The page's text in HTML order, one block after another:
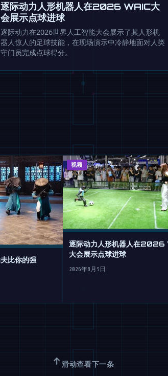
逐际动力人形机器人在2026 WAIC大
会展示点球进球
逐际动力在2026世界人工智能大会展示了其人形机
器人惊人的足球技能，在现场演示中冷静地面对人类
守门员完成点球得分。
比你的强
视频
逐际动力人形机器人在2026
大会展示点球进球
2026年8月5日
↑ 滑动查看下一条